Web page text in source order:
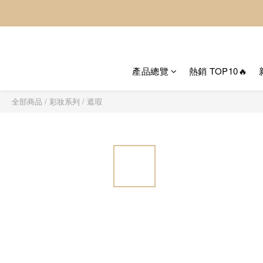
產品總覽 熱銷 TOP10🔥
全部商品 / 彩妝系列 / 遮瑕